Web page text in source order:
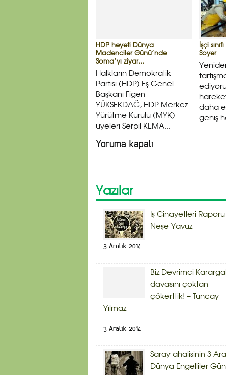
HDP heyeti Dünya
Madenciler Günü’nde
Soma’yı ziyar...
Halkların Demokratik
Partisi (HDP) Eş Genel
Başkanı Figen
YÜKSEKDAĞ, HDP Merkez
Yürütme Kurulu (MYK)
üyeleri Serpil KEMA...
İşçi
Soyer
daha
geniş
Yoruma kapalı
Yazılar
İş Cinayetleri Raporu
Neşe Yavuz
3 Aralık 2014
Biz Devrimci
davasını çoktan
çökerttik! – Tuncay
Yılmaz
3 Aralık 2014
Saray ahalisinin 3
Dünya Engelliler